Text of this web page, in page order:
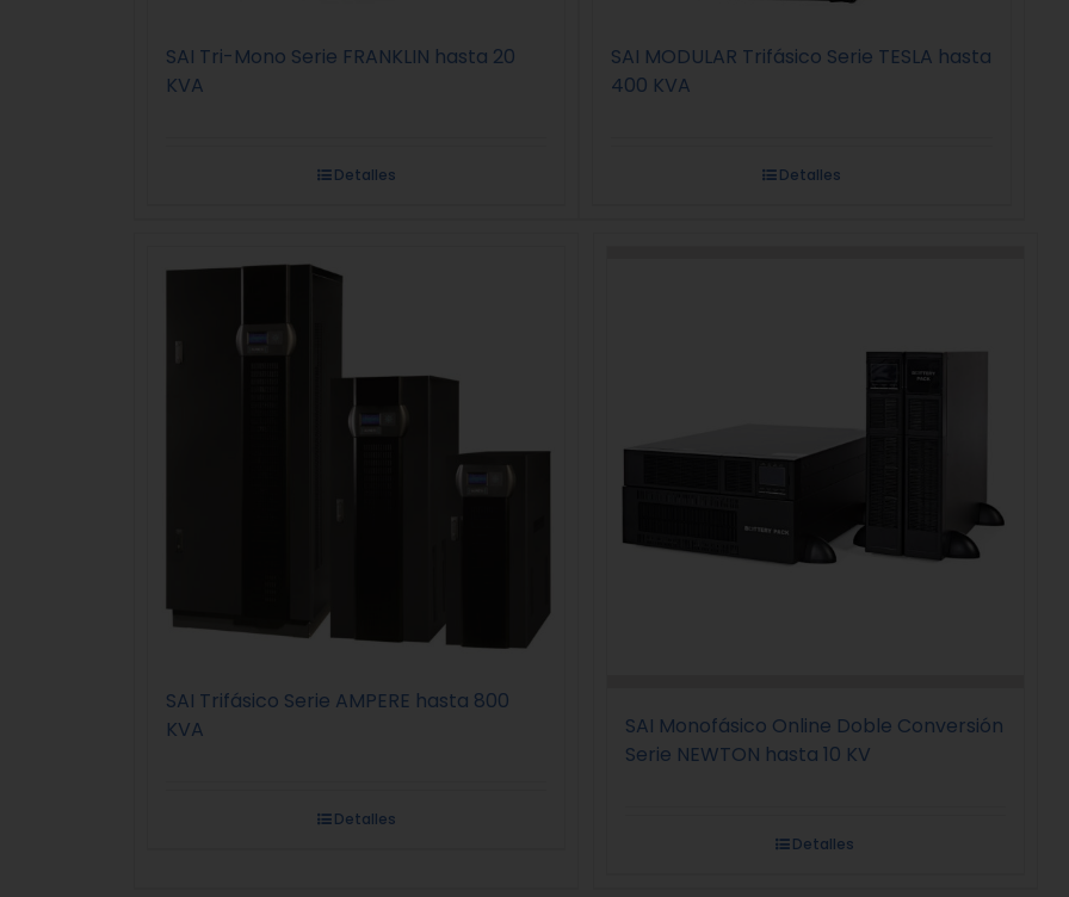
SAI Tri-Mono Serie FRANKLIN hasta 20
KVA
Detalles
SAI MODULAR Trifásico Serie TESLA hasta
400 KVA
Detalles
SAI Trifásico Serie AMPERE hasta 800
KVA
Detalles
SAI Monofásico Online Doble Conversión
Serie NEWTON hasta 10 KV
Detalles